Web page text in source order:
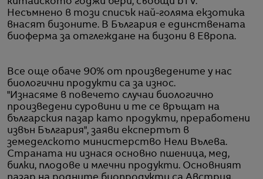
Несъмнено в този списък най-голяма екзотика
внасят бизоните. В България е единствената
биоферма за отглеждане на бизони в Европа.
Все още обаче 90% от произведените у нас
биологични продукти са за износ.
"Изнасяме в повечето случаи биологично
произведени суровини и те се връщат на
българския пазар като продукти, преработени
извън България", заяви експертът в
земеделското министерство Нели Вълева.
Страната ни изнася основно пшеница, мед,
билки, плодове и млечни продукти. Основният